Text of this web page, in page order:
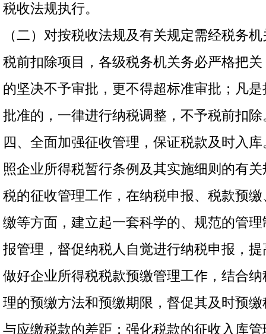
税收法规执行。
（二）对按税收法规及有关规定需经税务
税前扣除项目，各级税务机关务必严格把
的坚决不予审批，更不得超标准审批；凡
批准的，一律进行纳税调整，不予税前扣除
四、全面加强征收管理，保证税款及时入
照企业所得税暂行条例及其实施细则的有
税的征收管理工作，在纳税申报、税款预
缴等方面，建立起一套科学的、规范的管
报管理，督促纳税人自觉进行纳税申报，
做好企业所得税税款预缴管理工作，结合
理的预缴方法和预缴期限，督促其及时预
与应缴税款的差距；强化税款的征收入库